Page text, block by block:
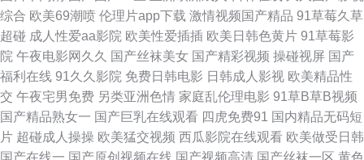
美精品13 日韩综合色色 91在线91 岛国午夜视频 狠狠撸88 另类排泄av 欧亚
影院 日韩中文字幕电影 91黄色废料 超碰人人c 韩国AV第一页 另类性爱影院
午夜日韩91 91精品91 变态美女影院 黑丝秦先生 美女诱惑 日本女人毛片 91
传媒视频Tv www伊人久久 国产夫妻3p网站 九九热这里只有 人人干人人爽
综合 欧美69潮喷 伦理片app下载 激情视频国产精品 91草莓久草
超碰 成人性爱aa影院 欧美性爱插插 欧美日韩色黄片 91草莓影
院 午夜电影网久久 国产丝袜美女 国产精彩视频 操碰视屏 国产
福利在线 91久久影院 免费日韩电影 日韩成人影视 欧美精品性
交 午夜宅男免费 另类亚洲色情 家庭乱伦理电影 91草B草B视频
国产精品熟女一 国产巨乳在线观看 四虎免费91 国内精品无码短
片 超碰成人操操 欧美猛交视频 西瓜影院在线观看 欧美做受日韩
国产在线一 国产原创视频在线 国产视频高清 国产丝袜一区 黄色